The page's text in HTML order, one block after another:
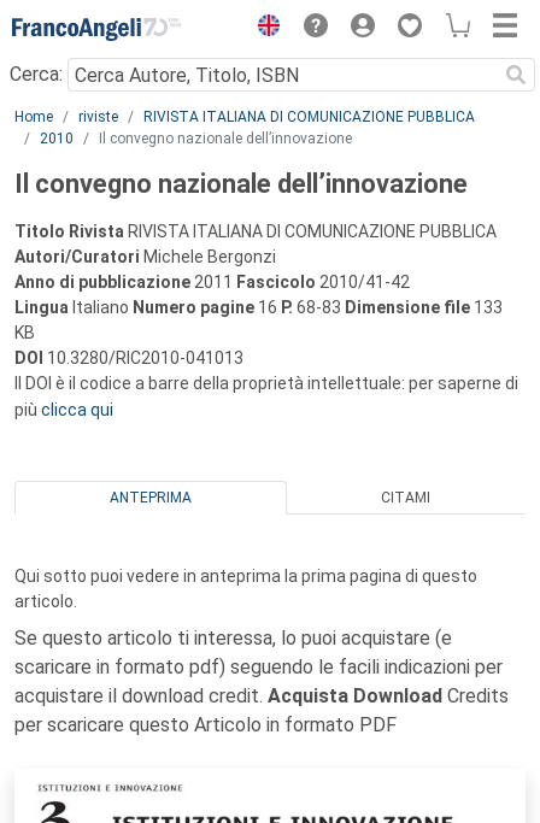
Menu
Cerca:
Main content
Home riviste
RIVISTA ITALIANA DI COMUNICAZIONE PUBBLICA
2010
Il convegno nazionale dell’innovazione
Il convegno nazionale dell’innovazione
Titolo Rivista RIVISTA ITALIANA DI COMUNICAZIONE PUBBLICA
Autori/Curatori Michele Bergonzi
Anno di pubblicazione 2011 Fascicolo 2010/41-42
Lingua Italiano Numero pagine 16 P. 68-83 Dimensione file 133
KB
DOI 10.3280/RIC2010-041013
Il DOI è il codice a barre della proprietà intellettuale: per saperne di
più clicca qui
ANTEPRIMA CITAMI
Qui sotto puoi vedere in anteprima la prima pagina di questo
articolo.
Se questo articolo ti interessa, lo puoi acquistare (e
scaricare in formato pdf) seguendo le facili indicazioni per
acquistare il download credit. Acquista Download Credits
per scaricare questo Articolo in formato PDF